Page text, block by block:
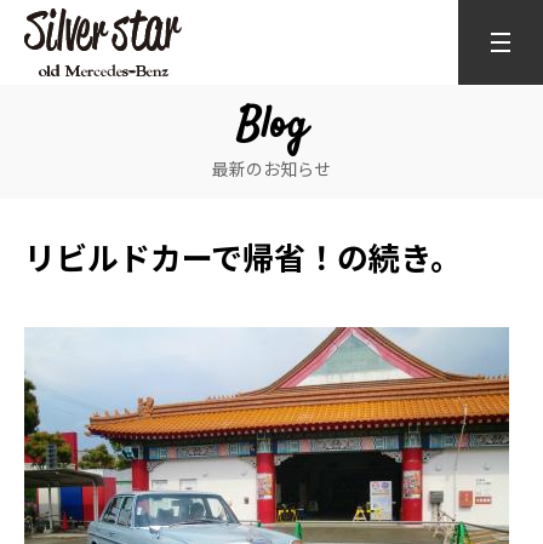
Blog
最新のお知らせ
リビルドカーで帰省！の続き。